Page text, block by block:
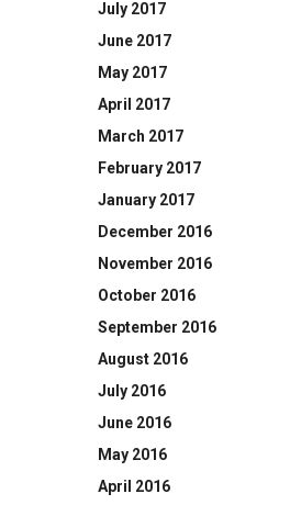
July 2017
June 2017
May 2017
April 2017
March 2017
February 2017
January 2017
December 2016
November 2016
October 2016
September 2016
August 2016
July 2016
June 2016
May 2016
April 2016